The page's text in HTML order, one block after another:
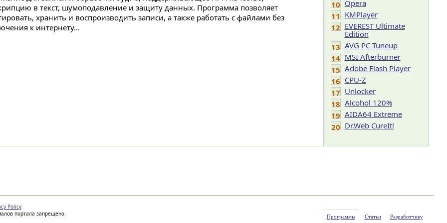
в текст, шумоподавление и защиту данных. Программа позволяет
хранить и воспроизводить записи, а также работать с файлами без
к интернету...
10 Opera
11 KMPlayer
12 EVEREST Ultimate
Edition
13 AVG PC Tuneup
14 MSI Afterburner
15 Adobe Flash Player
16 CPU-Z
17 Unlocker
18 Alcohol 120%
19 AIDA64 Extreme
20 Dr.Web CureIt!
Policy
портала запрещено.
Программы Статьи Разработчику